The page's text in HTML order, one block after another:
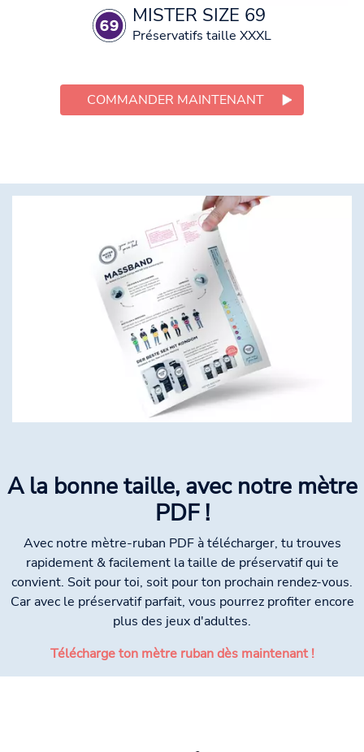
MISTER SIZE 69
Préservatifs taille XXXL
COMMANDER MAINTENANT
A la bonne taille, avec notre mètre
PDF !
Avec notre mètre-ruban PDF à télécharger, tu trouves
rapidement & facilement la taille de préservatif qui te
convient. Soit pour toi, soit pour ton prochain rendez-vous.
Car avec le préservatif parfait, vous pourrez profiter encore
plus des jeux d'adultes.
Télécharge ton mètre ruban dès maintenant !